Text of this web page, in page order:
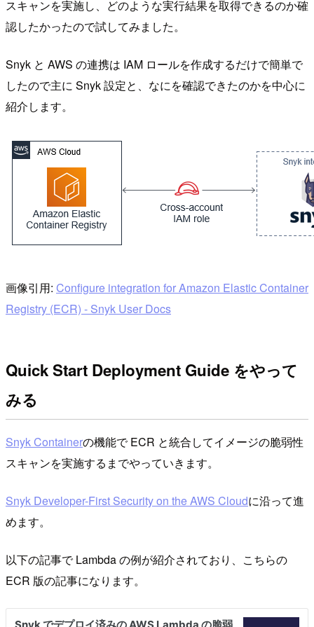
スキャンを実施し、どのような実行結果を取得できるのか確
認したかったので試してみました。
Snyk と AWS の連携は IAM ロールを作成するだけで簡単で
したので主に Snyk 設定と、なにを確認できたのかを中心に
紹介します。
画像引用: Configure integration for Amazon Elastic Container
Registry (ECR) - Snyk User Docs
Quick Start Deployment Guide をやって
みる
Snyk Containerの機能で ECR と統合してイメージの脆弱性
スキャンを実施するまでやっていきます。
Snyk Developer-First Security on the AWS Cloudに沿って進
めます。
以下の記事で Lambda の例が紹介されており、こちらの
ECR 版の記事になります。